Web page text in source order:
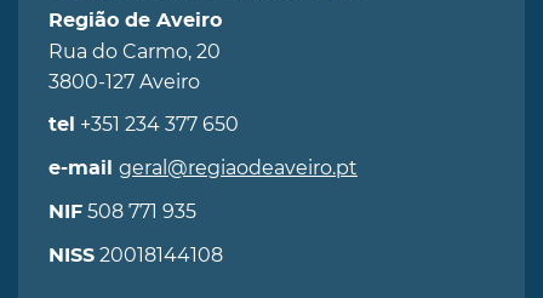
Região de Aveiro
Rua do Carmo, 20
3800-127 Aveiro
tel +351 234 377 650
e-mail geral@regiaodeaveiro.pt
NIF 508 771 935
NISS 20018144108